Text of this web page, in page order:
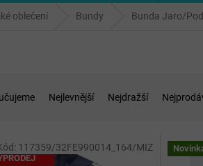
oblečení Bundy Bunda Jaro/
Nejlevnější Nejdražší
117359/32FE990014_164/MIZ